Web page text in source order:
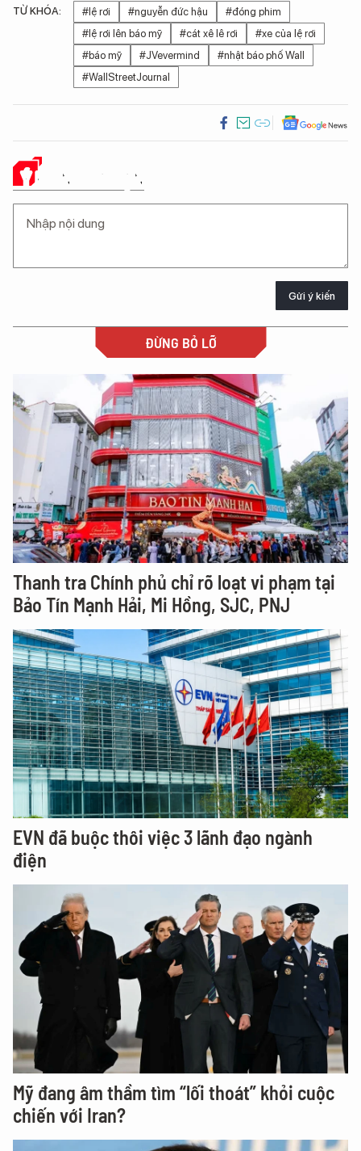
TỪ KHÓA: #lệ rơi #nguyễn đức hậu
#đóng phim
#lệ rơi lên báo mỹ
#cát xê lê rơi
#xe của lệ rơi
#báo mỹ
#JVevermind
#nhật báo phố Wall
#WallStreetJournal
Ý KIẾN CỦA BẠN
Gửi ý kiến
ĐỪNG BỎ LỠ
Thanh tra Chính phủ chỉ rõ loạt vi phạm tại
Bảo Tín Mạnh Hải, Mi Hồng, SJC, PNJ
EVN đã buộc thôi việc 3 lãnh đạo ngành
điện
Mỹ đang âm thầm tìm “lối thoát” khỏi cuộc
chiến với Iran?